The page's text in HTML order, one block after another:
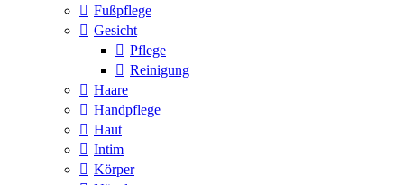
Fußpflege
Gesicht
Pflege
Reinigung
Haare
Handpflege
Haut
Intim
Körper